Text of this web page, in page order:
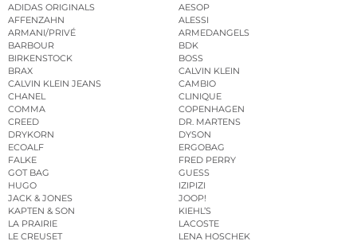
ADIDAS ORIGINALS
AESOP
AFFENZAHN
ALESSI
ARMANI/PRIVÉ
ARMEDANGELS
BARBOUR
BDK
BIRKENSTOCK
BOSS
BRAX
CALVIN KLEIN
CALVIN KLEIN JEANS
CAMBIO
CHANEL
CLINIQUE
COMMA
COPENHAGEN
CREED
DR. MARTENS
DRYKORN
DYSON
ECOALF
ERGOBAG
FALKE
FRED PERRY
GOT BAG
GUESS
HUGO
IZIPIZI
JACK & JONES
JOOP!
KAPTEN & SON
KIEHL’S
LA PRAIRIE
LACOSTE
LE CREUSET
LENA HOSCHEK